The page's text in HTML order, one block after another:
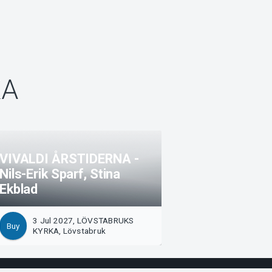
ÅRSTIDERNA -
Erik Sparf, Stina
Buy
3 Jul 2027, LÖVSTABRUKS
KYRKA, Lövstabruk